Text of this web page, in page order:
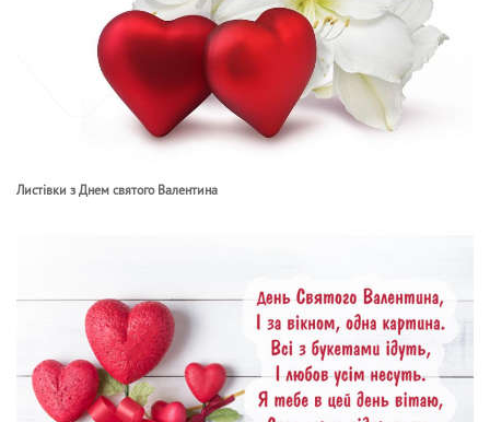
Листівки з Днем святого Валентина